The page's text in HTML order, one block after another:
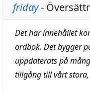
friday-
Det här innehållet
ordbok. Det bygger
uppdaterats på
tillgång till vårt